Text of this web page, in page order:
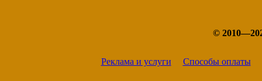
©
Реклама и услуги Способы оплаты